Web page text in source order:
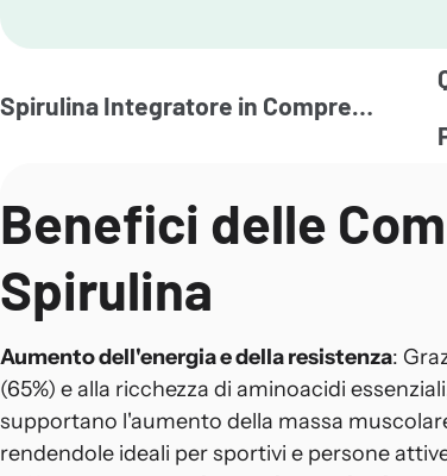
Spirulina Integratore in Compresse | Spirulina G
Benefici delle
Spirulina
Aumento dell'energia e della resistenza:
(65%) e alla ricchezza di aminoacidi
supportano l'aumento della massa
rendendole ideali per sportivi e persone